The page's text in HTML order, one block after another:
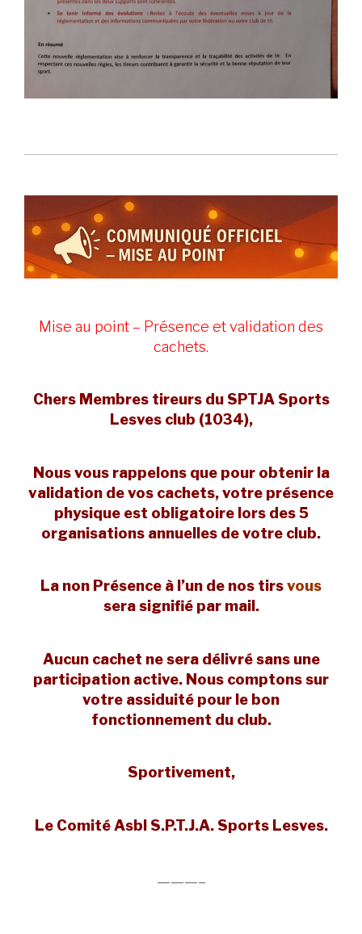
Mise au point – Présence et validation des
cachets.
Chers Membres tireurs du SPTJA Sports
Lesves club (1034),
​Nous vous rappelons que pour obtenir la
validation de vos cachets, votre présence
physique est obligatoire lors des 5
organisations annuelles de votre club.
La non Présence à l’un de nos tirsvous
sera signifié par mail.
​Aucun cachet ne sera délivré sans une
participation active. Nous comptons sur
votre assiduité pour le bon
fonctionnement du club.
​Sportivement,
Le Comité Asbl S.P.T.J.A. Sports Lesves.
———–